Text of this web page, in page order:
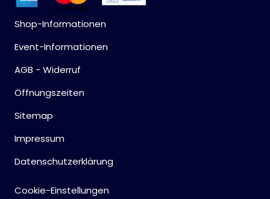
Shop-Informationen
Event-Informationen
AGB - Widerruf
Öffnungszeiten
Sitemap
Impressum
Datenschutzerklärung
Cookie-Einstellungen